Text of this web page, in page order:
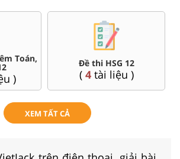
Toán,
)
Đề thi HSG 12
( 4tài liệu )
XEM TẤT CẢ